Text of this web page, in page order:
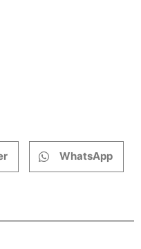
WhatsApp